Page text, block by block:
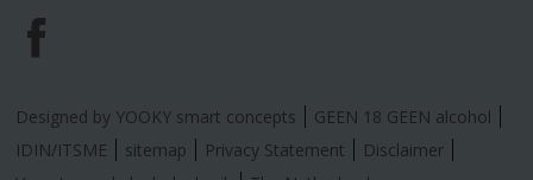
F
a
c
Designed by YOOKY smart concepts
GEEN 18 GEEN alcohol
IDIN/ITSME
sitemap Privacy Statement
Disclaimer